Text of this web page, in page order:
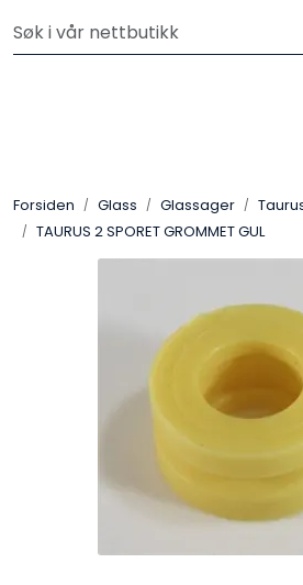
Velkommen til vår nye nettbutikk!
Forsiden Glass Glassager
TAURUS 2 SPORET GROMMET GUL
Pulverglasur